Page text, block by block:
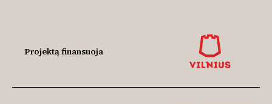
Projektą finansuoja